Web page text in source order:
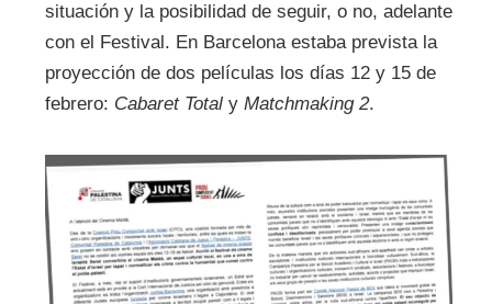
situación y la posibilidad de seguir, o no, adelante
con el Festival. En Barcelona estaba prevista la
proyección de dos películas los días 12 y 15 de
febrero: Cabaret Totaly Matchmaking 2.